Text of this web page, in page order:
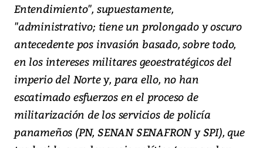
Entendimiento", supuestamente,
"administrativo; tiene un prolongado y oscuro
antecedente pos invasión basado, sobre todo,
en los intereses militares geoestratégicos del
imperio del Norte y, para ello, no han
escatimado esfuerzos en el proceso de
militarización de los servicios de policía
panameños (PN, SENAN SENAFRON y SPI), que